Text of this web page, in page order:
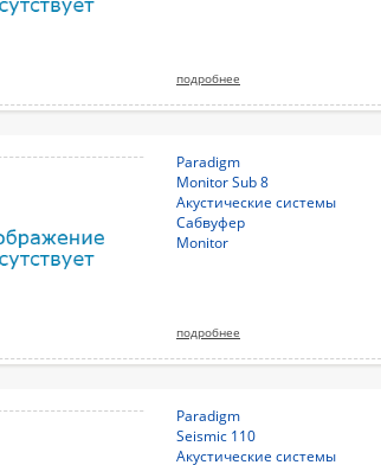
подробнее
Paradigm
Monitor Sub 8
Акустические системы
Сабвуфер
Monitor
подробнее
Paradigm
Seismic 110
Акустические системы